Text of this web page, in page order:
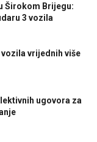
Širokom Brijegu:
3 vozila
vozila vrijednih više
ugovora za